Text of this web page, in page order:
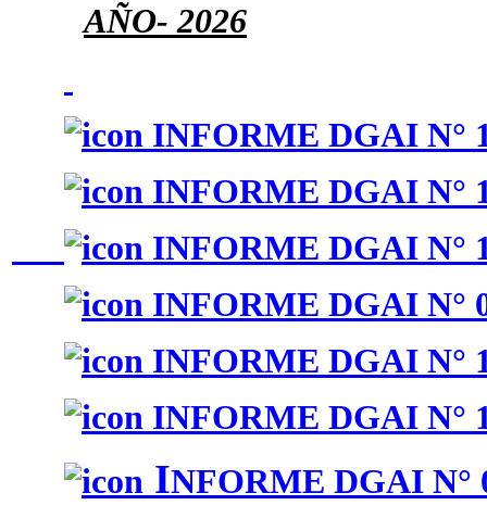
AÑO- 2026
INFORME DGAI N°
INFORME DGAI N°
INFORME DGAI N°
INFORME DGAI N°
INFORME DGAI N°
INFORME DGAI N°
INFORME DGAI N°